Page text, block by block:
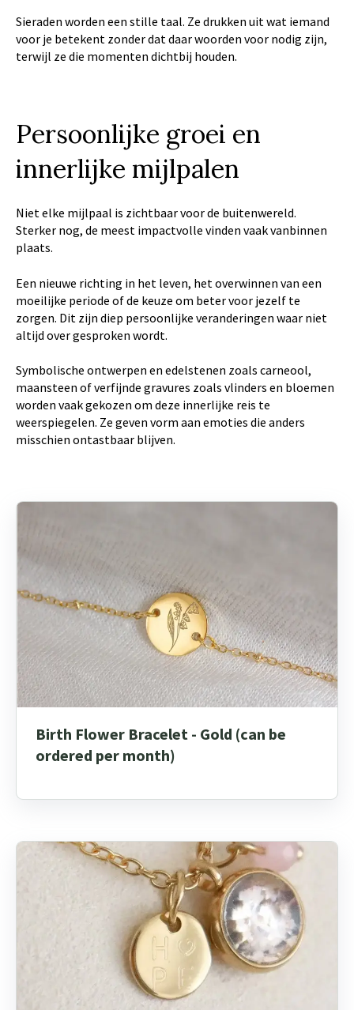
Sieraden worden een stille taal. Ze drukken uit wat iemand
voor je betekent zonder dat daar woorden voor nodig zijn,
terwijl ze die momenten dichtbij houden.
Persoonlijke groei en
innerlijke mijlpalen
Niet elke mijlpaal is zichtbaar voor de buitenwereld.
Sterker nog, de meest impactvolle vinden vaak vanbinnen
plaats.
Een nieuwe richting in het leven, het overwinnen van een
moeilijke periode of de keuze om beter voor jezelf te
zorgen. Dit zijn diep persoonlijke veranderingen waar niet
altijd over gesproken wordt.
Symbolische ontwerpen en edelstenen zoals carneool,
maansteen of verfijnde gravures zoals vlinders en bloemen
worden vaak gekozen om deze innerlijke reis te
weerspiegelen. Ze geven vorm aan emoties die anders
misschien ontastbaar blijven.
Birth Flower Bracelet - Gold (can be
ordered per month)